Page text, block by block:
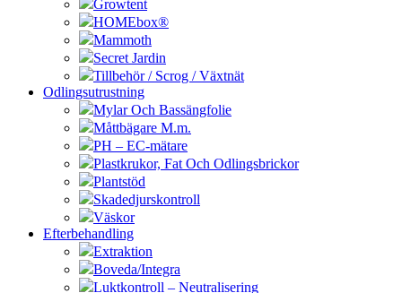
Growtent
HOMEbox®
Mammoth
Secret Jardin
Tillbehör / Scrog / Växtnät
Odlingsutrustning
Mylar Och Bassängfolie
Måttbägare M.m.
PH – EC-mätare
Plastkrukor, Fat Och Odlingsbrickor
Plantstöd
Skadedjurskontroll
Väskor
Efterbehandling
Extraktion
Boveda/Integra
Luktkontroll – Neutralisering